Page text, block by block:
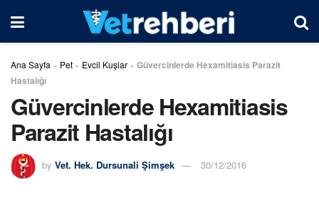
Ana Sayfa » Pet » Evcil Kuşlar » Güvercinlerde Hexamitiasis Parazit
Hastalığı
Güvercinlerde Hexamitiasis
Parazit Hastalığı
by Vet. Hek. Dursunali Şimşek 30/12/2016